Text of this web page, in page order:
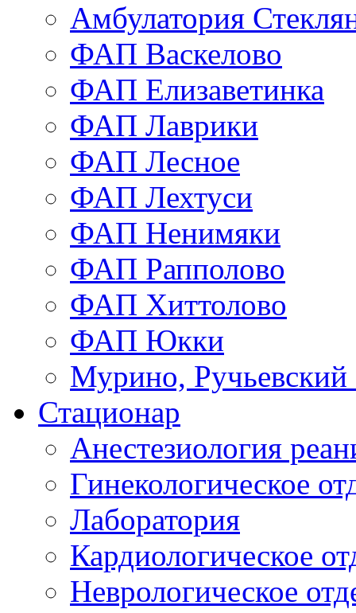
Амбулатория
ФАП Васкелово
ФАП Елизаветинка
ФАП Лаврики
ФАП Лесное
ФАП Лехтуси
ФАП Ненимяки
ФАП Рапполово
ФАП Хиттолово
ФАП Юкки
Мурино, Ручьевский
Стационар
Анестезиология
Гинекологическое
Лаборатория
Кардиологическое
Неврологическое